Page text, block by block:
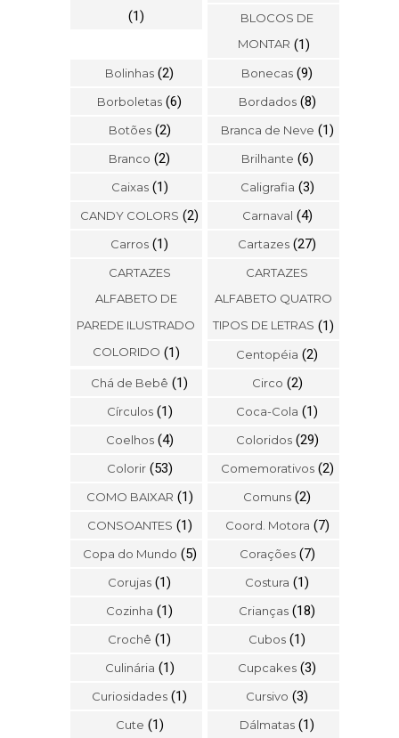
(1) BLOCOS DE
MONTAR (1)
Bolinhas (2) Bonecas (9)
Borboletas (6) Bordados (8)
Botões (2) Branca de Neve (1)
Branco (2) Brilhante (6)
Caixas (1) Caligrafia (3)
CANDY COLORS (2) Carnaval (4)
Carros (1) Cartazes (27)
CARTAZES
ALFABETO DE
PAREDE ILUSTRADO
COLORIDO (1)
CARTAZES
ALFABETO QUATRO
TIPOS DE LETRAS (1)
Centopéia (2)
Chá de Bebê (1) Circo (2)
Círculos (1) Coca-Cola (1)
Coelhos (4) Coloridos (29)
Colorir (53) Comemorativos (2)
COMO BAIXAR (1) Comuns (2)
CONSOANTES (1) Coord. Motora (7)
Copa do Mundo (5) Corações (7)
Corujas (1) Costura (1)
Cozinha (1) Crianças (18)
Crochê (1) Cubos (1)
Culinária (1) Cupcakes (3)
Curiosidades (1) Cursivo (3)
Cute (1) Dálmatas (1)